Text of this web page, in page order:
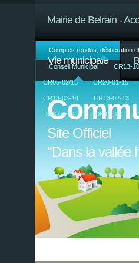
Mairie de Belrain -
Vie municipale
Comptes rendus, déliberation
Conseil Municipal CR13-
CR05-02/15 CR20-01-15
CR13-03-14 CR13-02-13
Dl08-04-04 Dl08-03-22
Site Officiel
"Dans la vallée